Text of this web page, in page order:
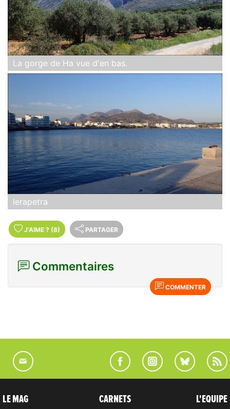
La gorge de Ha vue d'en bas.
Ierapetra
J'AIME ? (8) PARTAGER
Commentaires
COMMENTER
LE MAG CARNETS L'EQUIPE